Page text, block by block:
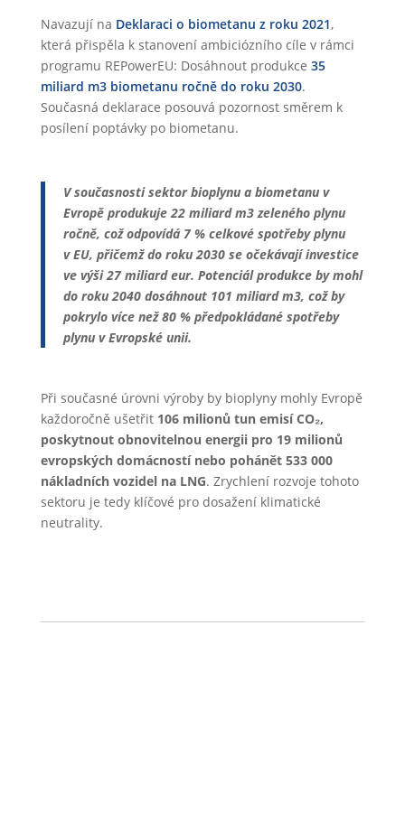
Navazují na Deklaraci o biometanu z roku 2021,
která přispěla k stanovení ambiciózního cíle v rámci
programu REPowerEU: Dosáhnout produkce 35
miliard m3 biometanu ročně do roku 2030.
Současná deklarace posouvá pozornost směrem k
posílení poptávky po biometanu.
V současnosti sektor bioplynu a biometanu v
Evropě produkuje 22 miliard m3 zeleného plynu
ročně, což odpovídá 7 % celkové spotřeby plynu
v EU, přičemž do roku 2030 se očekávají investice
ve výši 27 miliard eur. Potenciál produkce by mohl
do roku 2040 dosáhnout 101 miliard m3, což by
pokrylo více než 80 % předpokládané spotřeby
plynu v Evropské unii.
Při současné úrovni výroby by bioplyny mohly Evropě
každoročně ušetřit 106 milionů tun emisí CO₂,
poskytnout obnovitelnou energii pro 19 milionů
evropských domácností nebo pohánět 533 000
nákladních vozidel na LNG. Zrychlení rozvoje tohoto
sektoru je tedy klíčové pro dosažení klimatické
neutrality.